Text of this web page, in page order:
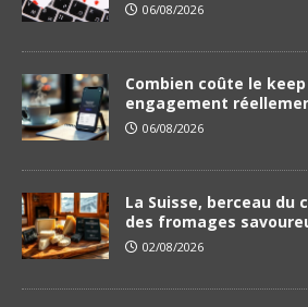
06/08/2026
Combien coûte le
engagement
06/08/2026
La Suisse, berceau du
des fromages
02/08/2026